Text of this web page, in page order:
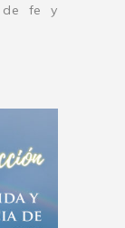
de fe y